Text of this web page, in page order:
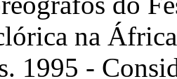
na
1995 -